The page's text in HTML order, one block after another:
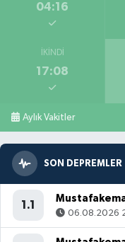
04:16
İKINDI
17:08
Aylık Vakitler
SON DEPREMLER
1.1
06.08.2026